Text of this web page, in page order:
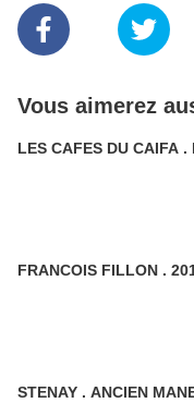
Vous aimerez
STENAY . ANCIEN MANEGE MILITAIRE . LEBEIGLE